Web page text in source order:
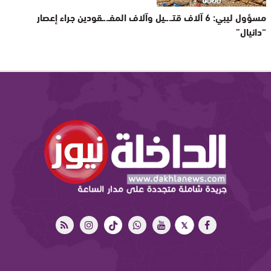
مسؤول ليبي: 6 آلاف قتـ..ـيل وآلاف المفـ..ـقودين جراء إعصار
“دانيال”